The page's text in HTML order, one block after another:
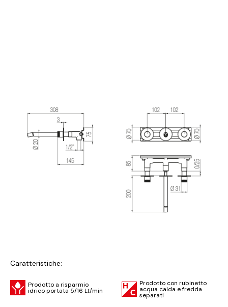
Caratteristiche:
Prodotto a risparmio
idrico portata 5/16 Lt/min
Prodotto con rubinetto
acqua calda e fredda
separati